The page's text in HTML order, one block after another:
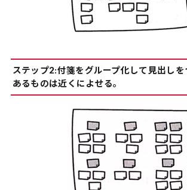
ステップ2:付箋をグループ化して見出し
あるものは近くによせる。